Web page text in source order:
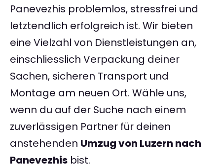
Panevezhis problemlos, stressfrei und
letztendlich erfolgreich ist. Wir bieten
eine Vielzahl von Dienstleistungen an,
einschliesslich Verpackung deiner
Sachen, sicheren Transport und
Montage am neuen Ort. Wähle uns,
wenn du auf der Suche nach einem
zuverlässigen Partner für deinen
anstehenden Umzug von Luzern nach
Panevezhis bist.